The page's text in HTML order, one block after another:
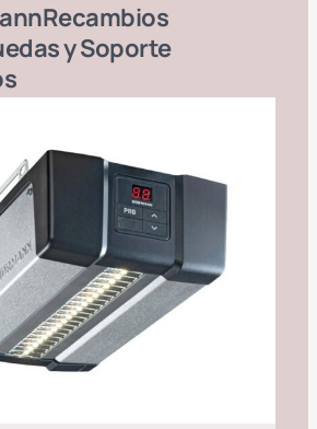
Recambios
y Soporte